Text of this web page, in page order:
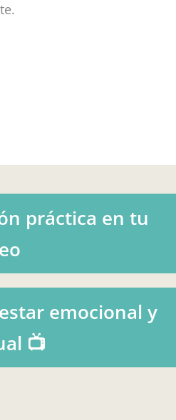
práctica en tu
emocional y
📺